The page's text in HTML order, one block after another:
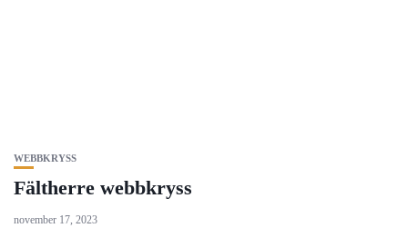
WEBBKRYSS
Fältherre webbkryss
november 17, 2023